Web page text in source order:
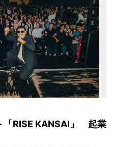
「RISE KANSAI」 起業